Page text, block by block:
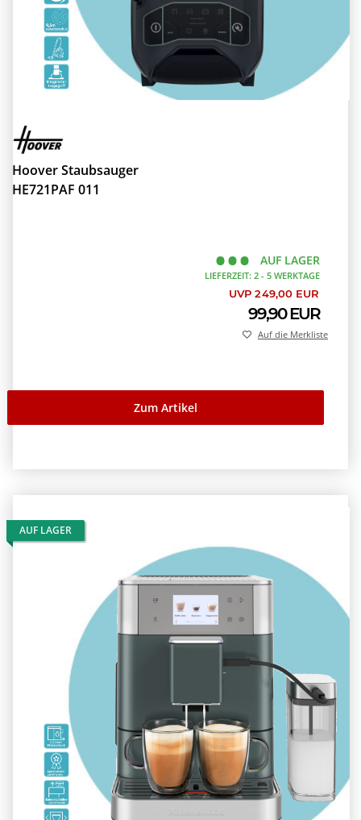
Hoover Staubsauger
HE721PAF 011
AUF LAGER
LIEFERZEIT: 2 - 5 WERKTAGE
UVP 249,00 EUR
99,90 EUR
Zum Artikel
Auf die Merkliste
AUF LAGER